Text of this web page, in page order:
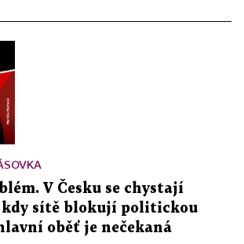
V Česku se chystají
kdy sítě blokují politickou
oběť je nečekaná